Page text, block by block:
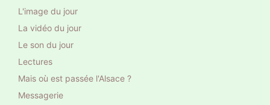
L'image du jour
La vidéo du jour
Le son du jour
Lectures
Mais où est passée l'Alsace ?
Messagerie